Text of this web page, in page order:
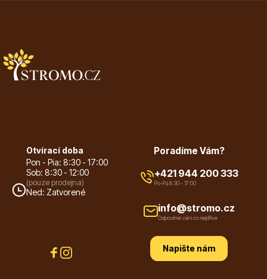
Postřiky, přípravky
Hortenzie
Otvírací doba
Pon - Pia: 8:30 - 17:00
Sob: 8:30 - 12:00
(pouze prodejna)
Ned: Zatvorené
Poradíme Vám?
+421 944 200 333
Po-Pá 8:30 - 17:00
info@stromo.cz
Odpovíme vám co nejdříve
Napište nám